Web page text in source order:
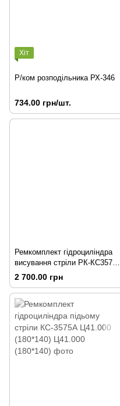
Хіт
Р/ком розподільника РХ-346
734.00 грн/шт.
Ремкомплект гідроциліндра
висування стріли РК-КС3575А
63.900-1
2 700.00 грн